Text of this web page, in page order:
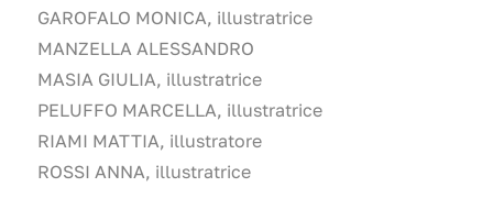
GAROFALO MONICA, illustratrice
MANZELLA ALESSANDRO
MASIA GIULIA, illustratrice
PELUFFO MARCELLA, illustratrice
RIAMI MATTIA, illustratore
ROSSI ANNA, illustratrice